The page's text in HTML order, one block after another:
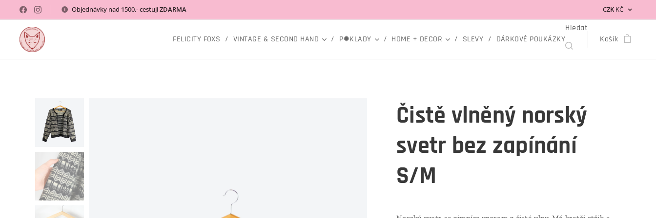
Objednávky nad 1500,- cestujíZDARMA CZK KČ
FELICITY FOXS VINTAGE & SECOND HAND P✹KLADY HOME + DECOR SLEVY DÁRKOVÉ POUKÁZKY
Hledat
Košík
Čistě vlněný norský
svetr bez zapínání
S/M